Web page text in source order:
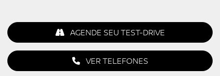
VER TELEFONES
AGENDE SEU TEST-DRIVE